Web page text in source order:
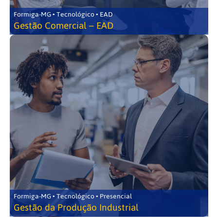
Formiga-MG • Tecnológico • EAD
Gestão Comercial – EAD
Formiga-MG • Tecnológico • Presencial
Gestão da Produção Industrial